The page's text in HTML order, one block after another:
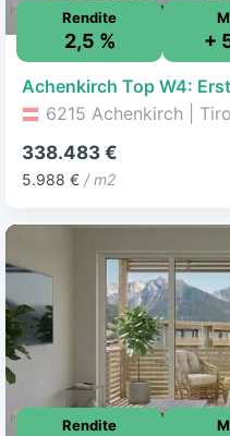
Rendite
2,5 % +
Achenkirch Top W4:
6215 Achenkirch |
338.483 €
5.988 € / m2
Rendite